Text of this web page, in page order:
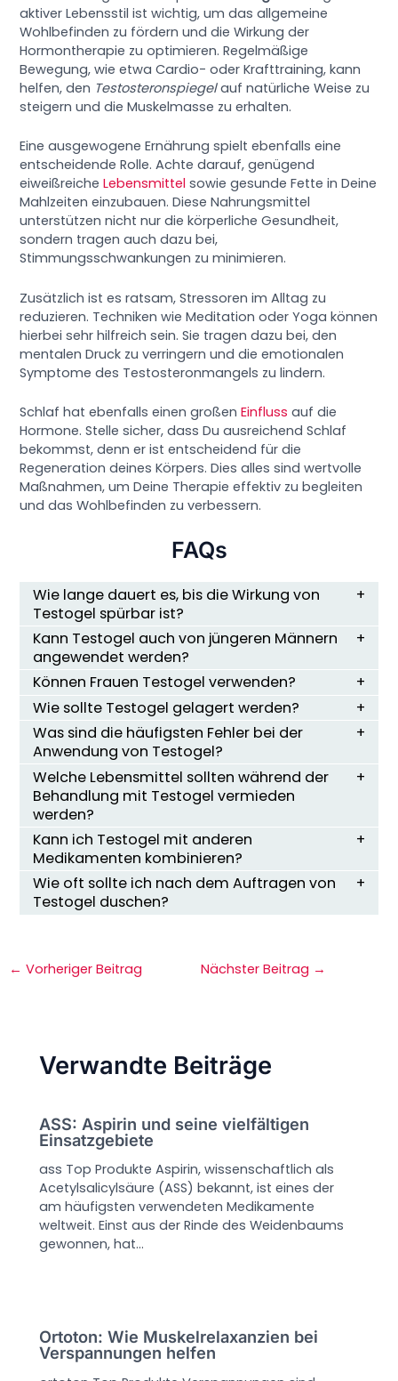
aktiver Lebensstil ist wichtig, um das allgemeine
Wohlbefinden zu fördern und die Wirkung der
Hormontherapie zu optimieren. Regelmäßige
Bewegung, wie etwa Cardio- oder Krafttraining, kann
helfen, den Testosteronspiegelauf natürliche Weise zu
steigern und die Muskelmasse zu erhalten.
Eine ausgewogene Ernährung spielt ebenfalls eine
entscheidende Rolle. Achte darauf, genügend
eiweißreicheLebensmittel sowie gesunde Fette in Deine
Mahlzeiten einzubauen. Diese Nahrungsmittel
unterstützen nicht nur die körperliche Gesundheit,
sondern tragen auch dazu bei,
Stimmungsschwankungen zu minimieren.
Zusätzlich ist es ratsam, Stressoren im Alltag zu
reduzieren. Techniken wie Meditation oder Yoga können
hierbei sehr hilfreich sein. Sie tragen dazu bei, den
mentalen Druck zu verringern und die emotionalen
Symptome des Testosteronmangels zu lindern.
Schlaf hat ebenfalls einen großenEinfluss auf die
Hormone. Stelle sicher, dass Du ausreichend Schlaf
bekommst, denn er ist entscheidend für die
Regeneration deines Körpers. Dies alles sind wertvolle
Maßnahmen, um Deine Therapie effektiv zu begleiten
und das Wohlbefinden zu verbessern.
FAQs
Wie lange dauert es, bis die Wirkung von
Testogel spürbar ist?
Kann Testogel auch von jüngeren Männern
angewendet werden?
Können Frauen Testogel verwenden?
Wie sollte Testogel gelagert werden?
Was sind die häufigsten Fehler bei der
Anwendung von Testogel?
Welche Lebensmittel sollten während der
Behandlung mit Testogel vermieden
werden?
Kann ich Testogel mit anderen
Medikamenten kombinieren?
Wie oft sollte ich nach dem Auftragen von
Testogel duschen?
← Vorheriger Beitrag Nächster Beitrag →
Verwandte Beiträge
ASS: Aspirin und seine vielfältigen
Einsatzgebiete
ass Top Produkte Aspirin, wissenschaftlich als
Acetylsalicylsäure (ASS) bekannt, ist eines der
am häufigsten verwendeten Medikamente
weltweit. Einst aus der Rinde des Weidenbaums
gewonnen, hat…
Ortoton: Wie Muskelrelaxanzien bei
Verspannungen helfen